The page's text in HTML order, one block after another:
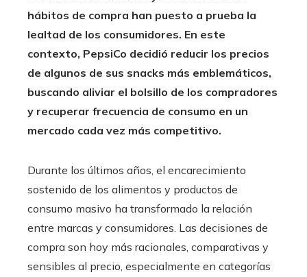
hábitos de compra han puesto a prueba la
lealtad de los consumidores. En este
contexto, PepsiCo decidió reducir los precios
de algunos de sus snacks más emblemáticos,
buscando aliviar el bolsillo de los compradores
y recuperar frecuencia de consumo en un
mercado cada vez más competitivo.
Durante los últimos años, el encarecimiento
sostenido de los alimentos y productos de
consumo masivo ha transformado la relación
entre marcas y consumidores. Las decisiones de
compra son hoy más racionales, comparativas y
sensibles al precio, especialmente en categorías